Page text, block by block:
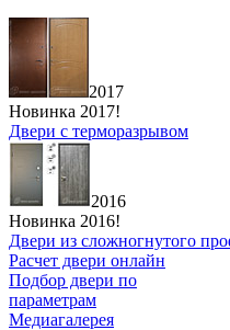
2017
Новинка 2017!
Двери с терморазрывом
2016
Новинка 2016!
Двери из сложногнутого
Расчет двери онлайн
Подбор двери по
параметрам
Медиагалерея